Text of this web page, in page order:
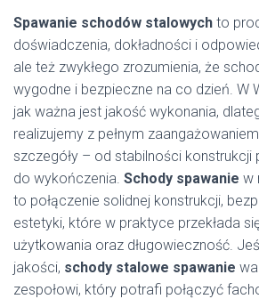
Spawanie schodów stalowych to
doświadczenia, dokładności i
ale też zwykłego zrozumienia, że
wygodne i bezpieczne na co dzień. W
jak ważna jest jakość wykonania,
realizujemy z pełnym
szczegóły – od stabilności konstrukcji
do wykończenia. Schody spawanie w
to połączenie solidnej konstrukcji,
estetyki, które w praktyce przekłada
użytkowania oraz długowieczność.
jakości, schody stalowe spawanie
zespołowi, który potrafi połączyć